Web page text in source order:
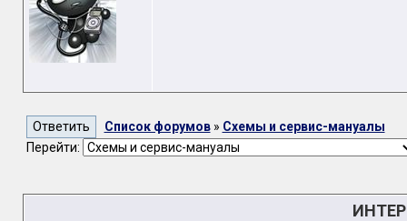
Список форумов» Схемы и сервис-мануалы
Перейти: